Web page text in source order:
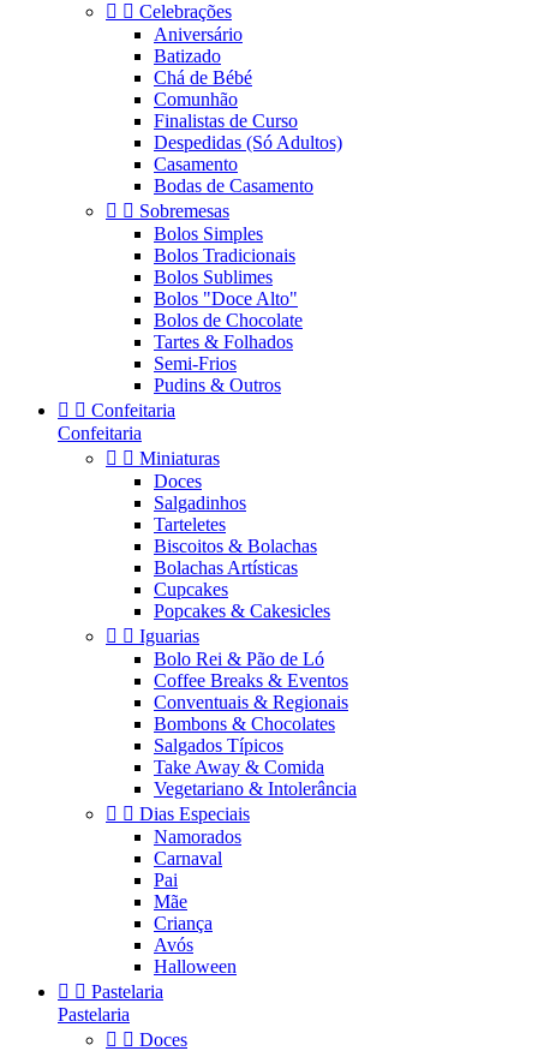
  Celebrações
Aniversário
Batizado
Chá de Bébé
Comunhão
Finalistas de Curso
Despedidas (Só Adultos)
Casamento
Bodas de Casamento
  Sobremesas
Bolos Simples
Bolos Tradicionais
Bolos Sublimes
Bolos "Doce Alto"
Bolos de Chocolate
Tartes & Folhados
Semi-Frios
Pudins & Outros
  Confeitaria
Confeitaria
  Miniaturas
Doces
Salgadinhos
Tarteletes
Biscoitos & Bolachas
Bolachas Artísticas
Cupcakes
Popcakes & Cakesicles
  Iguarias
Bolo Rei & Pão de Ló
Coffee Breaks & Eventos
Conventuais & Regionais
Bombons & Chocolates
Salgados Típicos
Take Away & Comida
Vegetariano & Intolerância
  Dias Especiais
Namorados
Carnaval
Pai
Mãe
Criança
Avós
Halloween
  Pastelaria
Pastelaria
  Doces